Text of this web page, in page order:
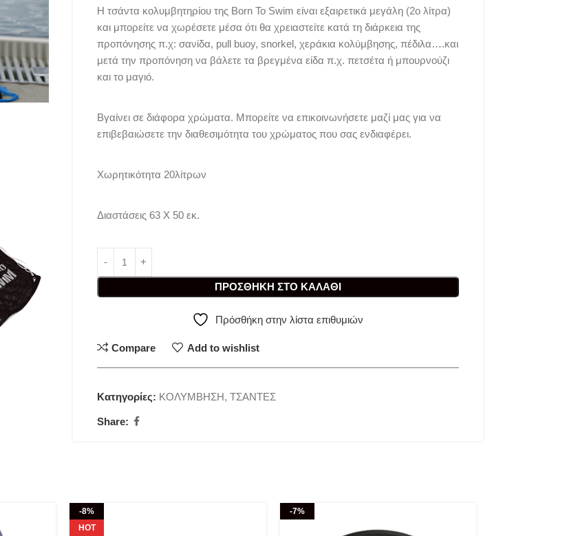
H τσάντα κολυμβητηρίου της Born To Swim είναι εξαιρετικά μεγάλη (2ο λίτρα)
και μπορείτε να χωρέσετε μέσα ότι θα χρειαστείτε κατά τη διάρκεια της
προπόνησης π.χ: σανίδα, pull buoy, snorkel, χεράκια κολύμβησης, πέδιλα….και
μετά την προπόνηση να βάλετε τα βρεγμένα είδα π.χ. πετσέτα ή μπουρνούζι
και το μαγιό.
Βγαίνει σε διάφορα χρώματα. Μπορείτε να επικοινωνήσετε μαζί μας για να
επιβεβαιώσετε την διαθεσιμότητα του χρώματος που σας ενδιαφέρει.
Χωρητικότητα 20λίτρων
Διαστάσεις 63 Χ 50 εκ.
ΠΡΟΣΘΉΚΗ ΣΤΟ ΚΑΛΆΘΙ
Πρόσθήκη στην λίστα επιθυμιών
Compare Add to wishlist
Κατηγορίες: ΚΟΛΥΜΒΗΣΗ, ΤΣΑΝΤΕΣ
Share:
-8%
HOT
-7%